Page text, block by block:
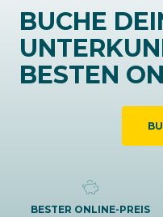
BUCHE
BESTEN
BESTER ONLINE-PREIS